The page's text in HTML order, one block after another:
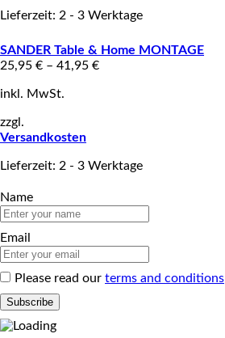
Lieferzeit: 2 - 3 Werktage
SANDER Table & Home MONTAGE
25,95 € – 41,95 €
inkl. MwSt.
zzgl.
Versandkosten
Lieferzeit: 2 - 3 Werktage
Name
Email
Please read our terms and conditions